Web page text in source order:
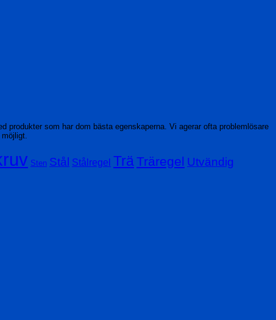
som har dom bästa egenskaperna. Vi agerar ofta problemlösare
Sten Stål Stålregel TräTräregel Utvändig